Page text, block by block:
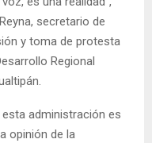
secretario de
y toma de protesta
Regional
administración es
opinión de la